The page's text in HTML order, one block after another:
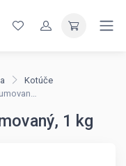
Kotúče
1 kg
1 kg